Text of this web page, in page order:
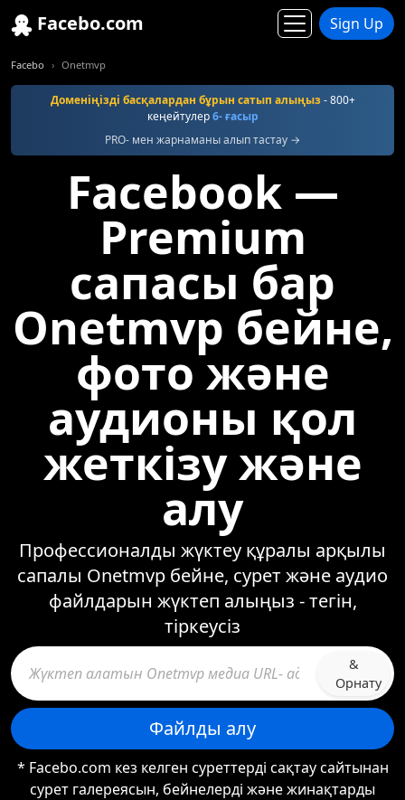
Facebo.com Sign Up
Facebo Onetmvp
Доменіңізді басқалардан бұрын сатып алыңыз- 800+
кеңейтулер6- ғасыр
PRO- мен жарнаманы алып тастау →
Facebook —
Premium
сапасы бар
Onetmvp бейне,
фото және
аудионы қол
жеткізу және
алу
Профессионалды жүктеу құралы арқылы
сапалы Onetmvp бейне, сурет және аудио
файлдарын жүктеп алыңыз - тегін,
тіркеусіз
&
Орнату
Файлды алу
* Facebo.com кез келген суреттерді сақтау сайтынан
сурет галереясын, бейнелерді және жинақтарды